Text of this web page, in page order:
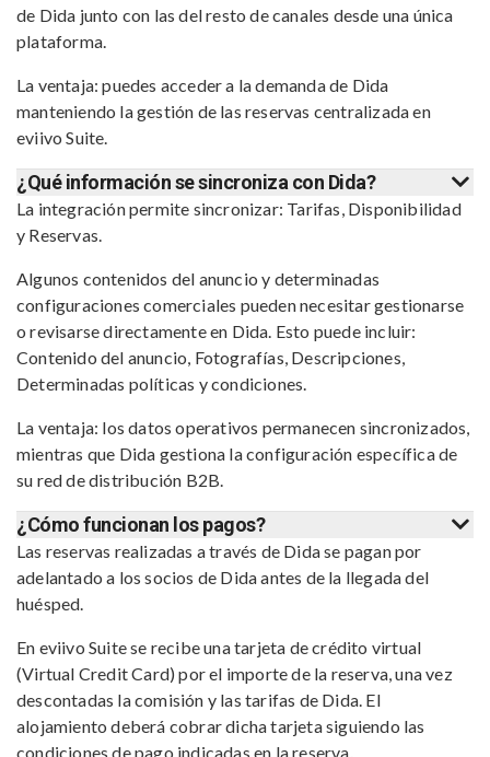
de Dida junto con las del resto de canales desde una única
plataforma.
La ventaja: puedes acceder a la demanda de Dida
manteniendo la gestión de las reservas centralizada en
eviivo Suite.
¿Qué información se sincroniza con Dida?
La integración permite sincronizar: Tarifas, Disponibilidad
y Reservas.
Algunos contenidos del anuncio y determinadas
configuraciones comerciales pueden necesitar gestionarse
o revisarse directamente en Dida. Esto puede incluir:
Contenido del anuncio, Fotografías, Descripciones,
Determinadas políticas y condiciones.
La ventaja: los datos operativos permanecen sincronizados,
mientras que Dida gestiona la configuración específica de
su red de distribución B2B.
¿Cómo funcionan los pagos?
Las reservas realizadas a través de Dida se pagan por
adelantado a los socios de Dida antes de la llegada del
huésped.
En eviivo Suite se recibe una tarjeta de crédito virtual
(Virtual Credit Card) por el importe de la reserva, una vez
descontadas la comisión y las tarifas de Dida. El
alojamiento deberá cobrar dicha tarjeta siguiendo las
condiciones de pago indicadas en la reserva.